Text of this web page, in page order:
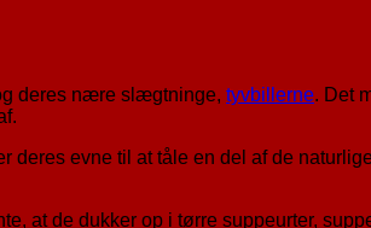
deres nære slægtninge, tyvbillerne. Det
deres evne til at tåle en del af de
at de dukker op i tørre suppeurter,